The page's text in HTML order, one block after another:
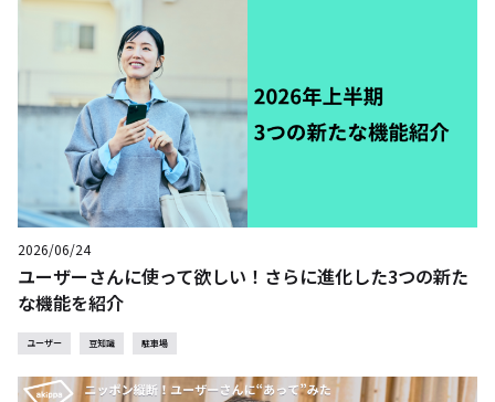
2026/06/24
ユーザーさんに使って欲しい！さらに進化した3つの新た
な機能を紹介
ユーザー 豆知識 駐車場